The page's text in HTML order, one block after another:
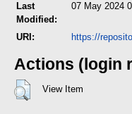
Last
Modified:
07 May 2024
URI: https://
Actions (login
View Item